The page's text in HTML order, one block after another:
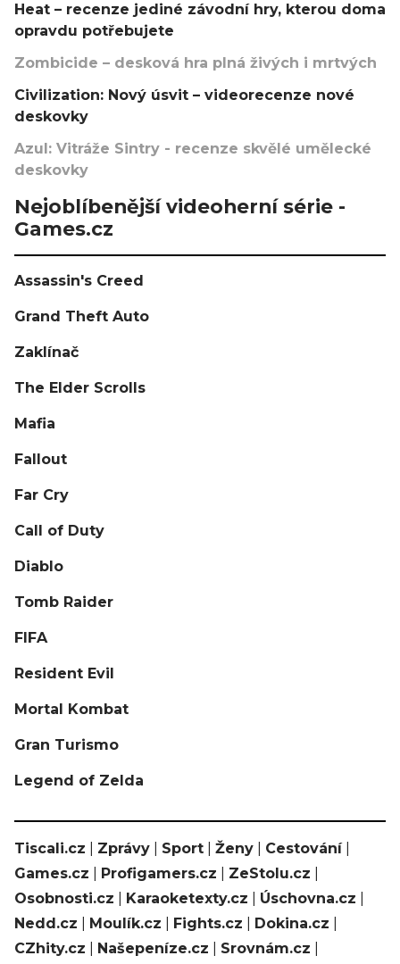
Heat – recenze jediné závodní hry, kterou doma
opravdu potřebujete
Zombicide – desková hra plná živých i mrtvých
Civilization: Nový úsvit – videorecenze nové
deskovky
Azul: Vitráže Sintry - recenze skvělé umělecké
deskovky
Nejoblíbenější videoherní série -
Games.cz
Assassin's Creed
Grand Theft Auto
Zaklínač
The Elder Scrolls
Mafia
Fallout
Far Cry
Call of Duty
Diablo
Tomb Raider
FIFA
Resident Evil
Mortal Kombat
Gran Turismo
Legend of Zelda
Tiscali.cz Zprávy Sport Ženy Cestování|
Games.cz
Profigamers.cz ZeStolu.cz
Osobnosti.cz
Karaoketexty.cz Úschovna.cz
Nedd.cz
Moulík.cz Fights.cz Dokina.cz
CZhity.cz
Našepeníze.cz Srovnám.cz